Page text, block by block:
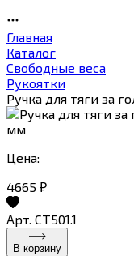
Главная
Каталог
Свободные веса
Рукоятки
Ручка для тяги за
Цена:
4665 ₽
Арт. CT501.1
В корзину